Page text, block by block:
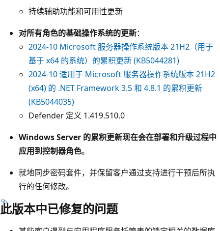
持续辅助功能和可用性更新
对所有角色的基础操作系统的更新：
2024-10 Microsoft 服务器操作系统版本 21H2（用于
基于 x64 的系统）的累积更新 (KB5044281)
2024-10 适用于 Microsoft 服务器操作系统版本 21H2
(x64) 的 .NET Framework 3.5 和 4.8.1 的累积更新
(KB5044035)
Defender 定义 1.419.510.0
Windows Server 的累积更新现在会在部署和升级过程中
应用到控制器角色。
就地同步密码套件，并保留客户通过支持进行干预后所执
行的任何修改。
此版本中已修复的问题